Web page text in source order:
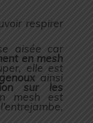
respirer
aisée car
en mesh
elle est
ainsi
sur les
mesh est